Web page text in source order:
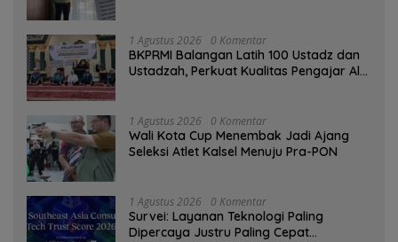
1 Agustus 2026 0 Komentar
BKPRMI Balangan Latih 100 Ustadz dan
Ustadzah, Perkuat Kualitas Pengajar Al-
1 Agustus 2026 0 Komentar
Wali Kota Cup Menembak Jadi Ajang
Seleksi Atlet Kalsel Menuju Pra-PON
1 Agustus 2026 0 Komentar
Survei: Layanan Teknologi Paling
Dipercaya Justru Paling Cepat